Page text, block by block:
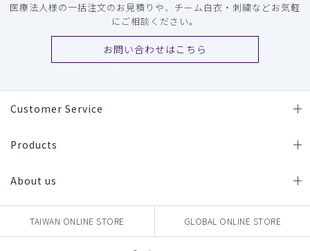
医療法人様の一括注文のお見積りや、チーム白衣・刺繍などお気軽
にご相談ください。
お問い合わせはこちら
Customer Service
Products
About us
TAIWAN ONLINE STORE GLOBAL ONLINE STORE